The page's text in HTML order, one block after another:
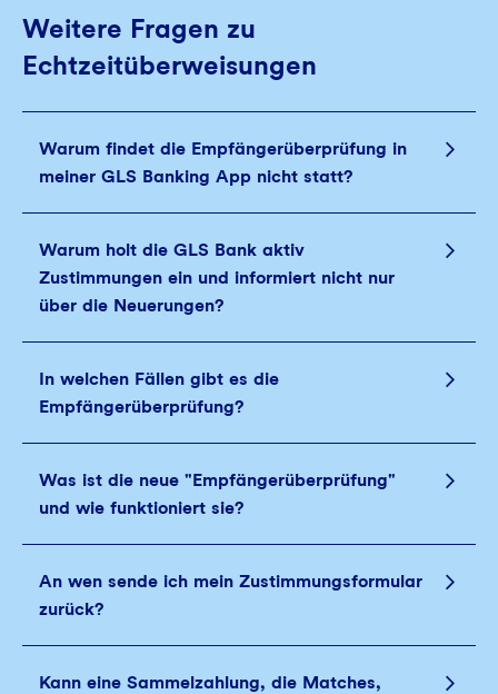
Weitere Fragen zu
Echtzeitüberweisungen
Warum findet die Empfängerüberprüfung in
meiner GLS Banking App nicht statt?
Warum holt die GLS Bank aktiv
Zustimmungen ein und informiert nicht nur
über die Neuerungen?
In welchen Fällen gibt es die
Empfängerüberprüfung?
Was ist die neue "Empfängerüberprüfung"
und wie funktioniert sie?
An wen sende ich mein Zustimmungsformular
zurück?
Kann eine Sammelzahlung, die Matches,